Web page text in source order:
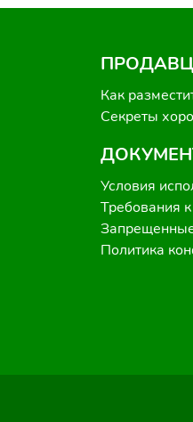
Как
Секреты
Условия
Требования
Политика